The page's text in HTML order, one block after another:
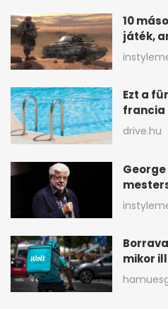
10
játék,
a
Ezt a
francia
drive.hu
George
lehet
lépése
mikor